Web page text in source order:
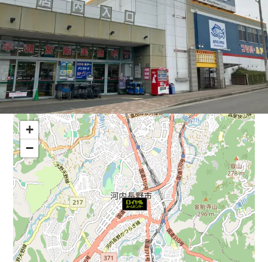
+
−